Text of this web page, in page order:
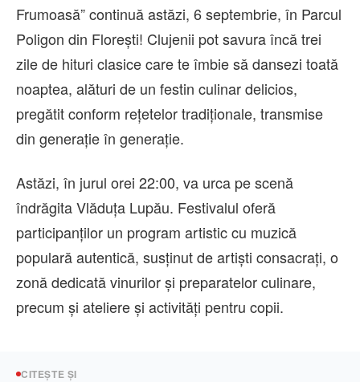
Frumoasă” continuă astăzi, 6 septembrie, în Parcul
Poligon din Florești! Clujenii pot savura încă trei
zile de hituri clasice care te îmbie să dansezi toată
noaptea, alături de un festin culinar delicios,
pregătit conform rețetelor tradiționale, transmise
din generație în generație.
Astăzi, în jurul orei 22:00, va urca pe scenă
îndrăgita Vlăduța Lupău. Festivalul oferă
participanților un program artistic cu muzică
populară autentică, susținut de artiști consacrați, o
zonă dedicată vinurilor și preparatelor culinare,
precum și ateliere și activități pentru copii.
CITEȘTE ȘI